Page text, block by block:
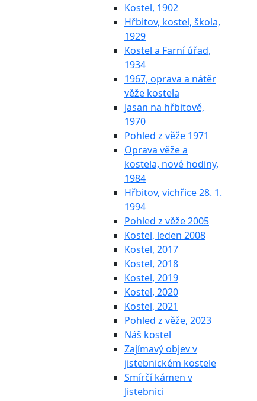
Kostel, 1902
Hřbitov, kostel, škola,
1929
Kostel a Farní úřad,
1934
1967, oprava a nátěr
věže kostela
Jasan na hřbitově,
1970
Pohled z věže 1971
Oprava věže a
kostela, nové hodiny,
1984
Hřbitov, vichřice 28. 1.
1994
Pohled z věže 2005
Kostel, leden 2008
Kostel, 2017
Kostel, 2018
Kostel, 2019
Kostel, 2020
Kostel, 2021
Pohled z věže, 2023
Náš kostel
Zajímavý objev v
jistebnickém kostele
Smírčí kámen v
Jistebnici